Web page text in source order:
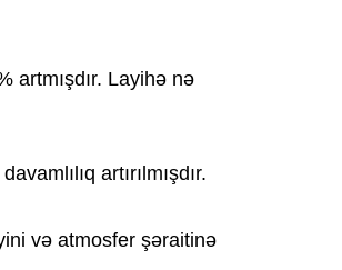
artmışdır. Layihə nə
artırılmışdır.
və atmosfer şəraitinə